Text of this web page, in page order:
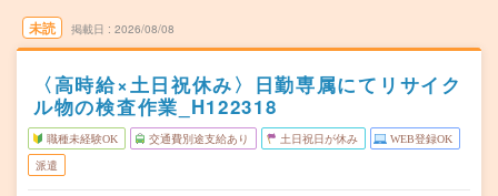
未読 掲載日 2026/08/08
〈高時給×土日祝休み〉日勤専属にてリサイク
ル物の検査作業_H122318
職種未経験OK 交通費別途支給あり 土日祝日が休み WEB登録OK
派遣